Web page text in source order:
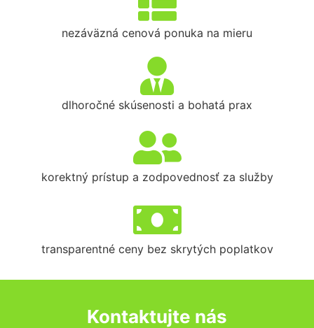
nezáväzná cenová ponuka na mieru
dlhoročné skúsenosti a bohatá prax
korektný prístup a zodpovednosť za služby
transparentné ceny bez skrytých poplatkov
Kontaktujte nás